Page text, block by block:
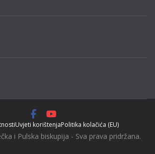
Uvjeti korištenjaPolitika kolačića (EU)
i Pulska biskupija - Sva prava pridržana.